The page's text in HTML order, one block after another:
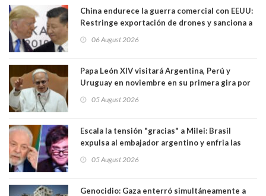
China endurece la guerra comercial con EEUU:
Restringe exportación de drones y sanciona a
06 August 2026
Papa León XIV visitará Argentina, Perú y
Uruguay en noviembre en su primera gira por
05 August 2026
Escala la tensión "gracias" a Milei: Brasil
expulsa al embajador argentino y enfria las
trasandino
05 August 2026
Genocidio: Gaza enterró simultáneamente a